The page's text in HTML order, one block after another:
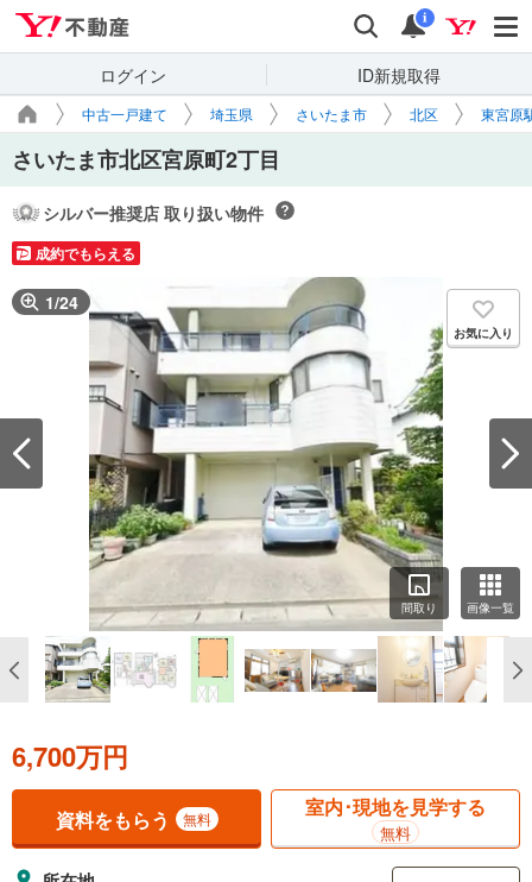
検索 通知
i
ログイン ID新規取得
中古一戸建て 埼玉県 さいたま市 北区 東宮原
さいたま市北区宮原町2丁目
シルバー推奨店 取り扱い物件
成約でもらえる
1/24
お気に入り
間取り 画像一覧
6,700万円
資料をもらう 無料 室内･現地を見学する
無料